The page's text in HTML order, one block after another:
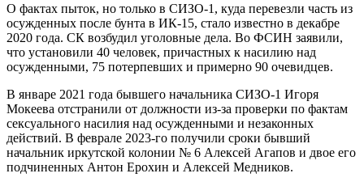
О фактах пыток, но только в СИЗО-1, куда перевезли часть из
осужденных после бунта в ИК-15, стало известно в декабре
2020 года. СК возбудил уголовные дела. Во ФСИН заявили,
что установили 40 человек, причастных к насилию над
осужденными, 75 потерпевших и примерно 90 очевидцев.
В январе 2021 года бывшего начальника СИЗО-1 Игоря
Мокеева отстранили от должности из-за проверки по фактам
сексуального насилия над осужденными и незаконных
действий. В феврале 2023-го получили сроки бывший
начальник иркутской колонии № 6 Алексей Агапов и двое его
подчиненных Антон Ерохин и Алексей Медников.